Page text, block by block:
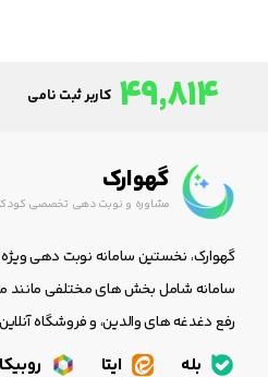
49,814 کاربر ثبت نامی
گهوارک
مشاوره و نوبت دهی تخصصی
گهوارک، نخستین سامانه نوبت دهی
سامانه شامل بخش های مختلفی مانند
رفع دغدغه های والدین، و فروشگاه
بله ایتا روبیکا